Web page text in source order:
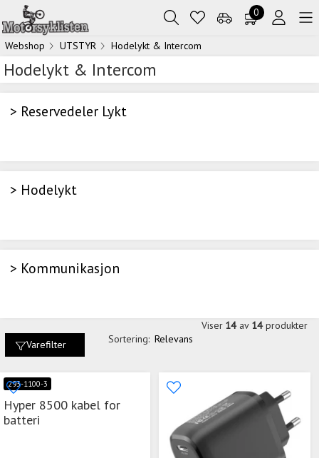
0
Webshop UTSTYR Hodelykt & Intercom
Hodelykt & Intercom
> Reservedeler Lykt
> Hodelykt
> Kommunikasjon
Varefilter Sortering: Relevans
Viser 14 av 14 produkter
293-1100-3
Hyper 8500 kabel for
batteri